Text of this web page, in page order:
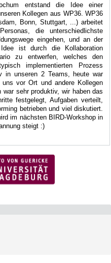
entstand die Idee einer
Kollegen aus WP36. WP36
Bonn, Stuttgart, ...) arbeitet
die unterschiedlichste
eingehen, und an der
ist durch die Kollaboration
zu entwerfen, welches den
implementierten Prozess
in unseren 2 Teams, heute war
vor Ort und andere Kollegen
sehr produktiv, wir haben das
festgelegt, Aufgaben verteilt,
betrieben und viel diskutiert.
im nächsten BIRD-Workshop in
steigt :)